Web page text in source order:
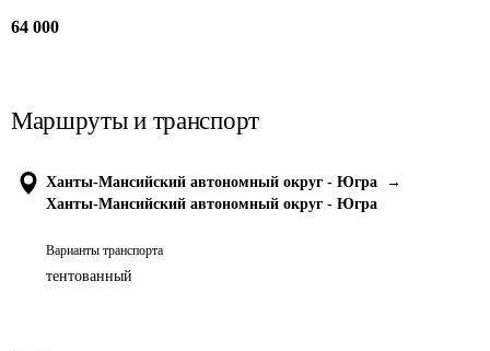
64 000
Маршруты и транспорт
Ханты-Мансийский автономный округ - Югра
→
Ханты-Мансийский автономный округ - Югра
Варианты транспорта
тентованный